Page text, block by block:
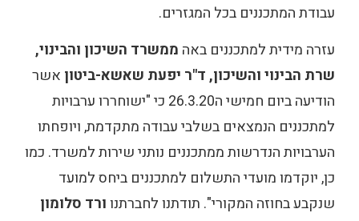
עבודת המתכננים בכל המגזרים.
עזרה מידית למתכננים באה ממשרד השיכון והבינוי,
שרת הבינוי והשיכון, ד"ר יפעת שאשא-ביטון אשר
הודיעה ביום חמישי ה26.3.20 כי "ישוחררו ערבויות
למתכננים הנמצאים בשלבי עבודה מתקדמת, ויופחתו
הערבויות הנדרשות ממתכננים נותני שירות למשרד. כמו
כן, יוקדמו מועדי התשלום למתכננים ביחס למועד
שנקבע בחוזה המקורי". תודתנו לחברתנוורד סלומון